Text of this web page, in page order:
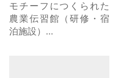
モチーフにつくられた
農業伝習館（研修・宿
泊施設）…